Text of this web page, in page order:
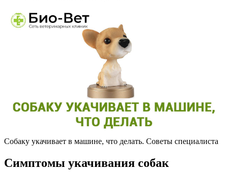
Собаку укачивает в машине, что делать. Советы специалиста
Симптомы укачивания собак